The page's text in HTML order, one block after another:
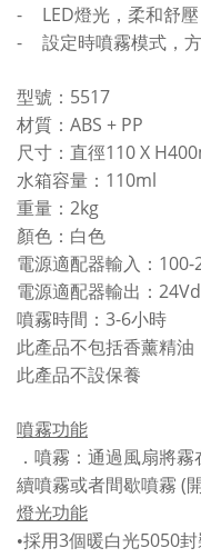
- LED燈光，柔和舒壓
- 設定時噴霧模式，
型號： 5517
材質： ABS + PP
尺寸：直徑110 X
水箱容量： 110ml
重量： 2kg
顏色：白色
電源適配器輸入： 100-
電源適配器輸出：
噴霧時間： 3-6小時
此產品不包括香薰精油
此產品不設保養
噴霧功能
．噴霧：通過風扇將
續噴霧或者間歇噴霧 (
燈光功能
•採用3個暖白光5050封